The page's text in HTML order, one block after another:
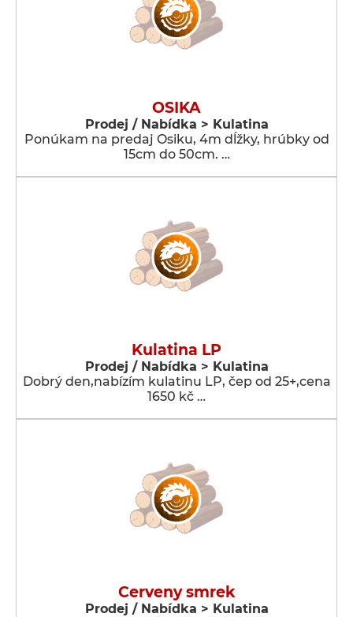
OSIKA
Prodej / Nabídka > Kulatina
Ponúkam na predaj Osiku, 4m dĺžky, hrúbky od
15cm do 50cm. …
Kulatina LP
Prodej / Nabídka > Kulatina
Dobrý den,nabízím kulatinu LP, čep od 25+,cena
1650 kč …
Cerveny smrek
Prodej / Nabídka > Kulatina